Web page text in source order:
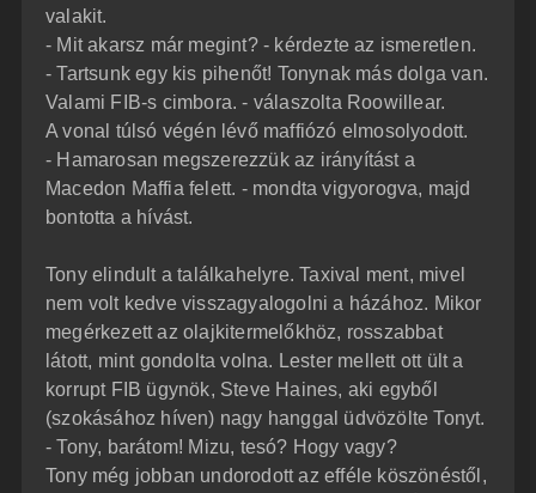
valakit.
- Mit akarsz már megint? - kérdezte az ismeretlen.
- Tartsunk egy kis pihenőt! Tonynak más dolga van.
Valami FIB-s cimbora. - válaszolta Roowillear.
A vonal túlsó végén lévő maffiózó elmosolyodott.
- Hamarosan megszerezzük az irányítást a
Macedon Maffia felett. - mondta vigyorogva, majd
bontotta a hívást.
Tony elindult a találkahelyre. Taxival ment, mivel
nem volt kedve visszagyalogolni a házához. Mikor
megérkezett az olajkitermelőkhöz, rosszabbat
látott, mint gondolta volna. Lester mellett ott ült a
korrupt FIB ügynök, Steve Haines, aki egyből
(szokásához híven) nagy hanggal üdvözölte Tonyt.
- Tony, barátom! Mizu, tesó? Hogy vagy?
Tony még jobban undorodott az efféle köszönéstől,